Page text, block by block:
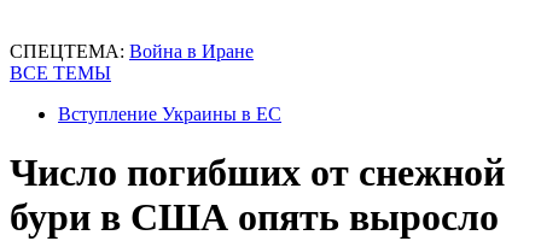
СПЕЦТЕМА: Война в Иране
ВСЕ ТЕМЫ
Вступление Украины в ЕС
Число погибших от снежной
бури в США опять выросло